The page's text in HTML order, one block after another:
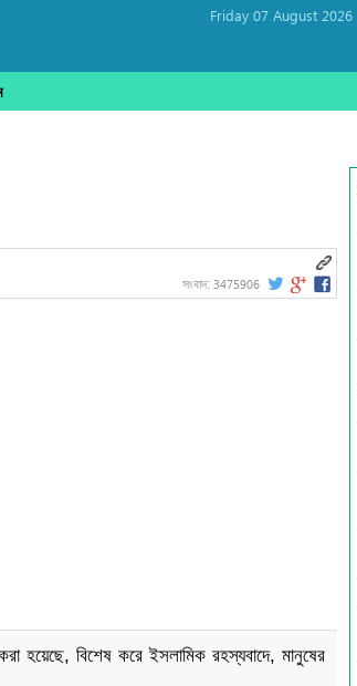
Friday 07 August 2026 ,
সংবাদ: 3475906
হয়েছে, বিশেষ করে ইসলামিক রহস্যবাদে, মানুষের